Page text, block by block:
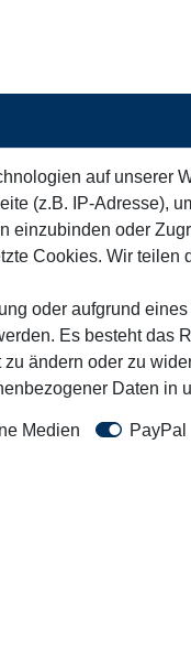
Rechtliches
Wiederrufsrecht
Datenschutzerklärung
Vertrag widerrufen
auf unserer
(z.B. IP-Adresse),
einzubinden oder
Cookies. Wir teilen
oder aufgrund
Es besteht das
ändern oder zu
Daten in
Medien PayPal